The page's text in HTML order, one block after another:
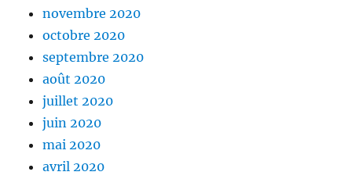
novembre 2020
octobre 2020
septembre 2020
août 2020
juillet 2020
juin 2020
mai 2020
avril 2020